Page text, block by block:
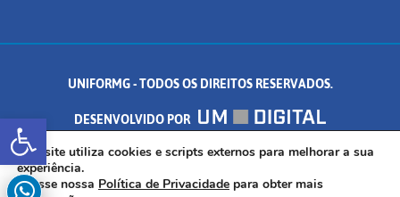
Abrir a barra de ferramentas
UNIFORMG - TODOS OS DIREITOS RESERVADOS.
DESENVOLVIDO POR
AV. DR. ARNALDO DE SENNA, 328 - PALMEIRAS, FORMIGA/MG - CEP:
35.574.530
Este site utiliza cookies e scripts externos para melhorar a sua
experiência.
Acesse nossa Política de Privacidade para obter mais